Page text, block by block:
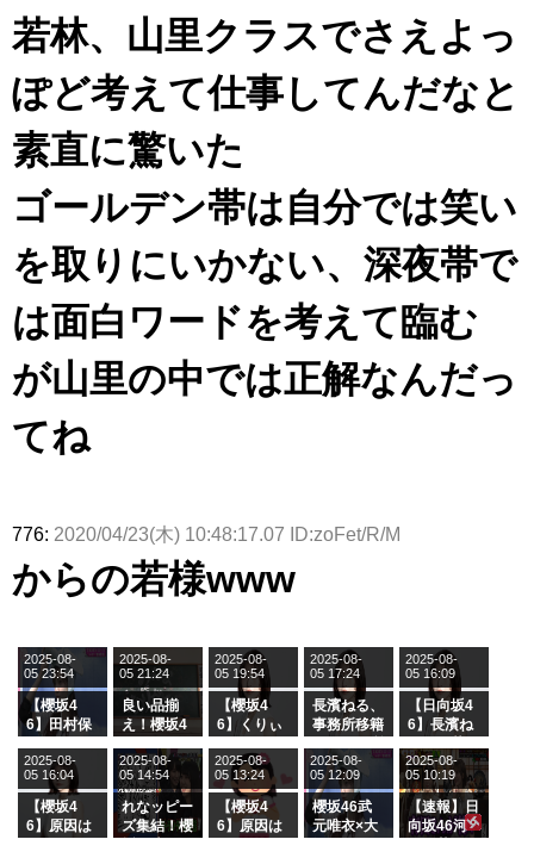
若林、山里クラスでさえよっ
ぽど考えて仕事してんだなと
素直に驚いた
ゴールデン帯は自分では笑い
を取りにいかない、深夜帯で
は面白ワードを考えて臨む
が山里の中では正解なんだっ
てね
776: 2020/04/23(木) 10:48:17.07 ID:zoFet/R/M
からの若様www
【櫻坂4
6】田村保
ージを脱い
でいた理由
2025-08-
05 23:54
良い品揃
え！櫻坂4
グル『Mak
e or Brea
k』オフィ
シャルグッ
ズ絶賛販売
2025-08-
05 21:24
【櫻坂4
6】くりぃ
の2人を手
玉に取る大
沼晶保【く
りぃむナン
タラ】
2025-08-
05 19:54
長濱ねる、
事務所移籍
属を発表
2025-08-
05 17:24
【日向坂4
6】長濱ね
ら移籍しフ
ラーム所属
に。これで
事務所に所
属している
2025-08-
05 16:09
【櫻坂4
6】原因は
2025-08-
05 16:04
れなッピー
ズ集結！櫻
2025-08-
05 14:54
【櫻坂4
6】原因は
2025-08-
05 13:24
櫻坂46武
元唯衣×大
2025-08-
05 12:09
【速報】日
向坂46河
2025-08-
05 10:19